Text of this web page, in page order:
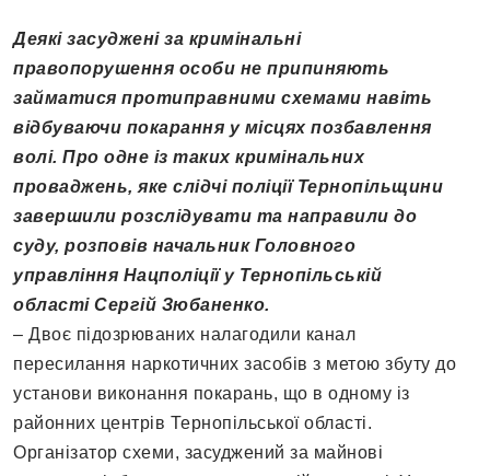
Деякі засуджені за кримінальні
правопорушення особи не припиняють
займатися протиправними схемами навіть
відбуваючи покарання у місцях позбавлення
волі. Про одне із таких кримінальних
проваджень, яке слідчі поліції Тернопільщини
завершили розслідувати та направили до
суду, розповів начальник Головного
управління Нацполіції у Тернопільській
області Сергій Зюбаненко.
– Двоє підозрюваних налагодили канал
пересилання наркотичних засобів з метою збуту до
установи виконання покарань, що в одному із
районних центрів Тернопільської області.
Організатор схеми, засуджений за майнові